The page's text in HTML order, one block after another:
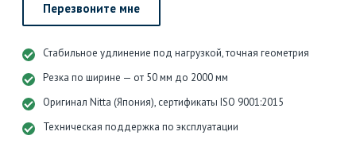
Перезвоните мне
Стабильное удлинение под нагрузкой, точная геометрия
Резка по ширине — от 50 мм до 2000 мм
Оригинал Nitta (Япония), сертификаты ISO 9001:2015
Техническая поддержка по эксплуатации